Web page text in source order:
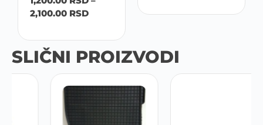
2,100.00 RSD
SLIČNI PROIZVODI